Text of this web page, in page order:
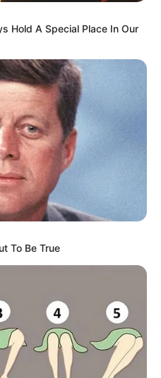
Hold A Special Place In Our
To Be True